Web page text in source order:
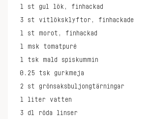
1 st
gul lök, finhackad
3 st
vitlöksklyftor, finhackade
1 st
morot, finhackad
1 msk
tomatpuré
1 tsk
mald spiskummin
0.25 tsk
gurkmeja
2 st
grönsaksbuljongtärningar
1 liter
vatten
3 dl
röda linser